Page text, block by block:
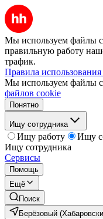
Мы используем файлы
правильную работу
трафик.
Правила
Мы используем файлы
файлов cookie
Понятно
Ищу сотрудника
Ищу работу
Ищу
Ищу сотрудника
Сервисы
Помощь
Ещё
Поиск
Берёзовый